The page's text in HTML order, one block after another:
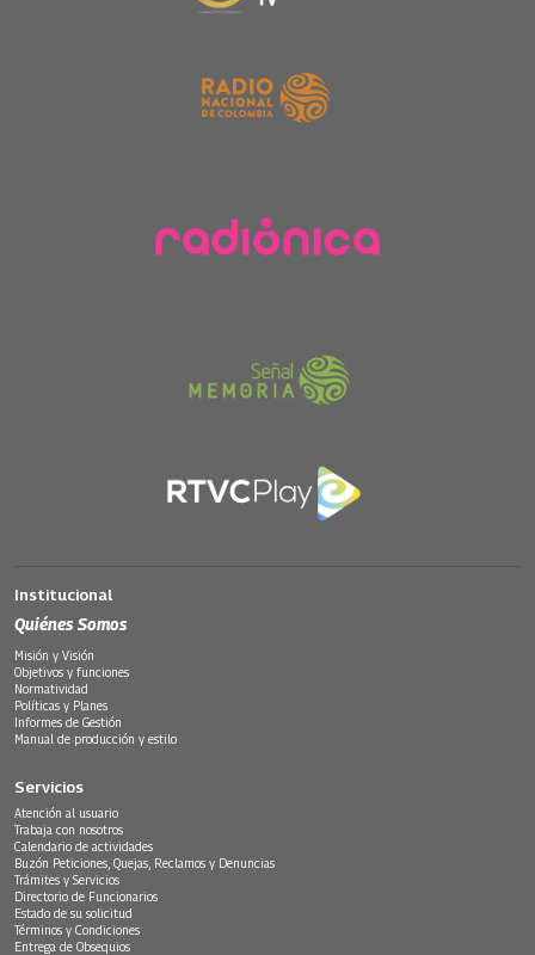
Institucional
Quiénes Somos
Misión y Visión
Objetivos y funciones
Normatividad
Políticas y Planes
Informes de Gestión
Manual de producción y estilo
Servicios
Atención al usuario
Trabaja con nosotros
Calendario de actividades
Buzón Peticiones, Quejas, Reclamos y Denuncias
Trámites y Servicios
Directorio de Funcionarios
Estado de su solicitud
Términos y Condiciones
Entrega de Obsequios